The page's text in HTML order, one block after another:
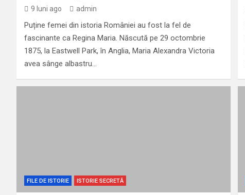
9 luni ago admin
Puține femei din istoria României au fost la fel de
fascinante ca Regina Maria. Născută pe 29 octombrie
1875, la Eastwell Park, în Anglia, Maria Alexandra Victoria
avea sânge albastru…
FILE DE ISTORIE ISTORIE SECRETĂ